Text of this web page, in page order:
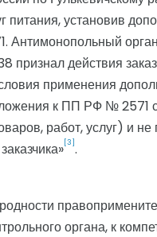
питания, установив
признал действия
применения
к ПП РФ №
работ, услуг) и
[3] .
органа, к